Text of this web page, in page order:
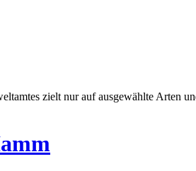
zielt nur auf ausgewählte Arten